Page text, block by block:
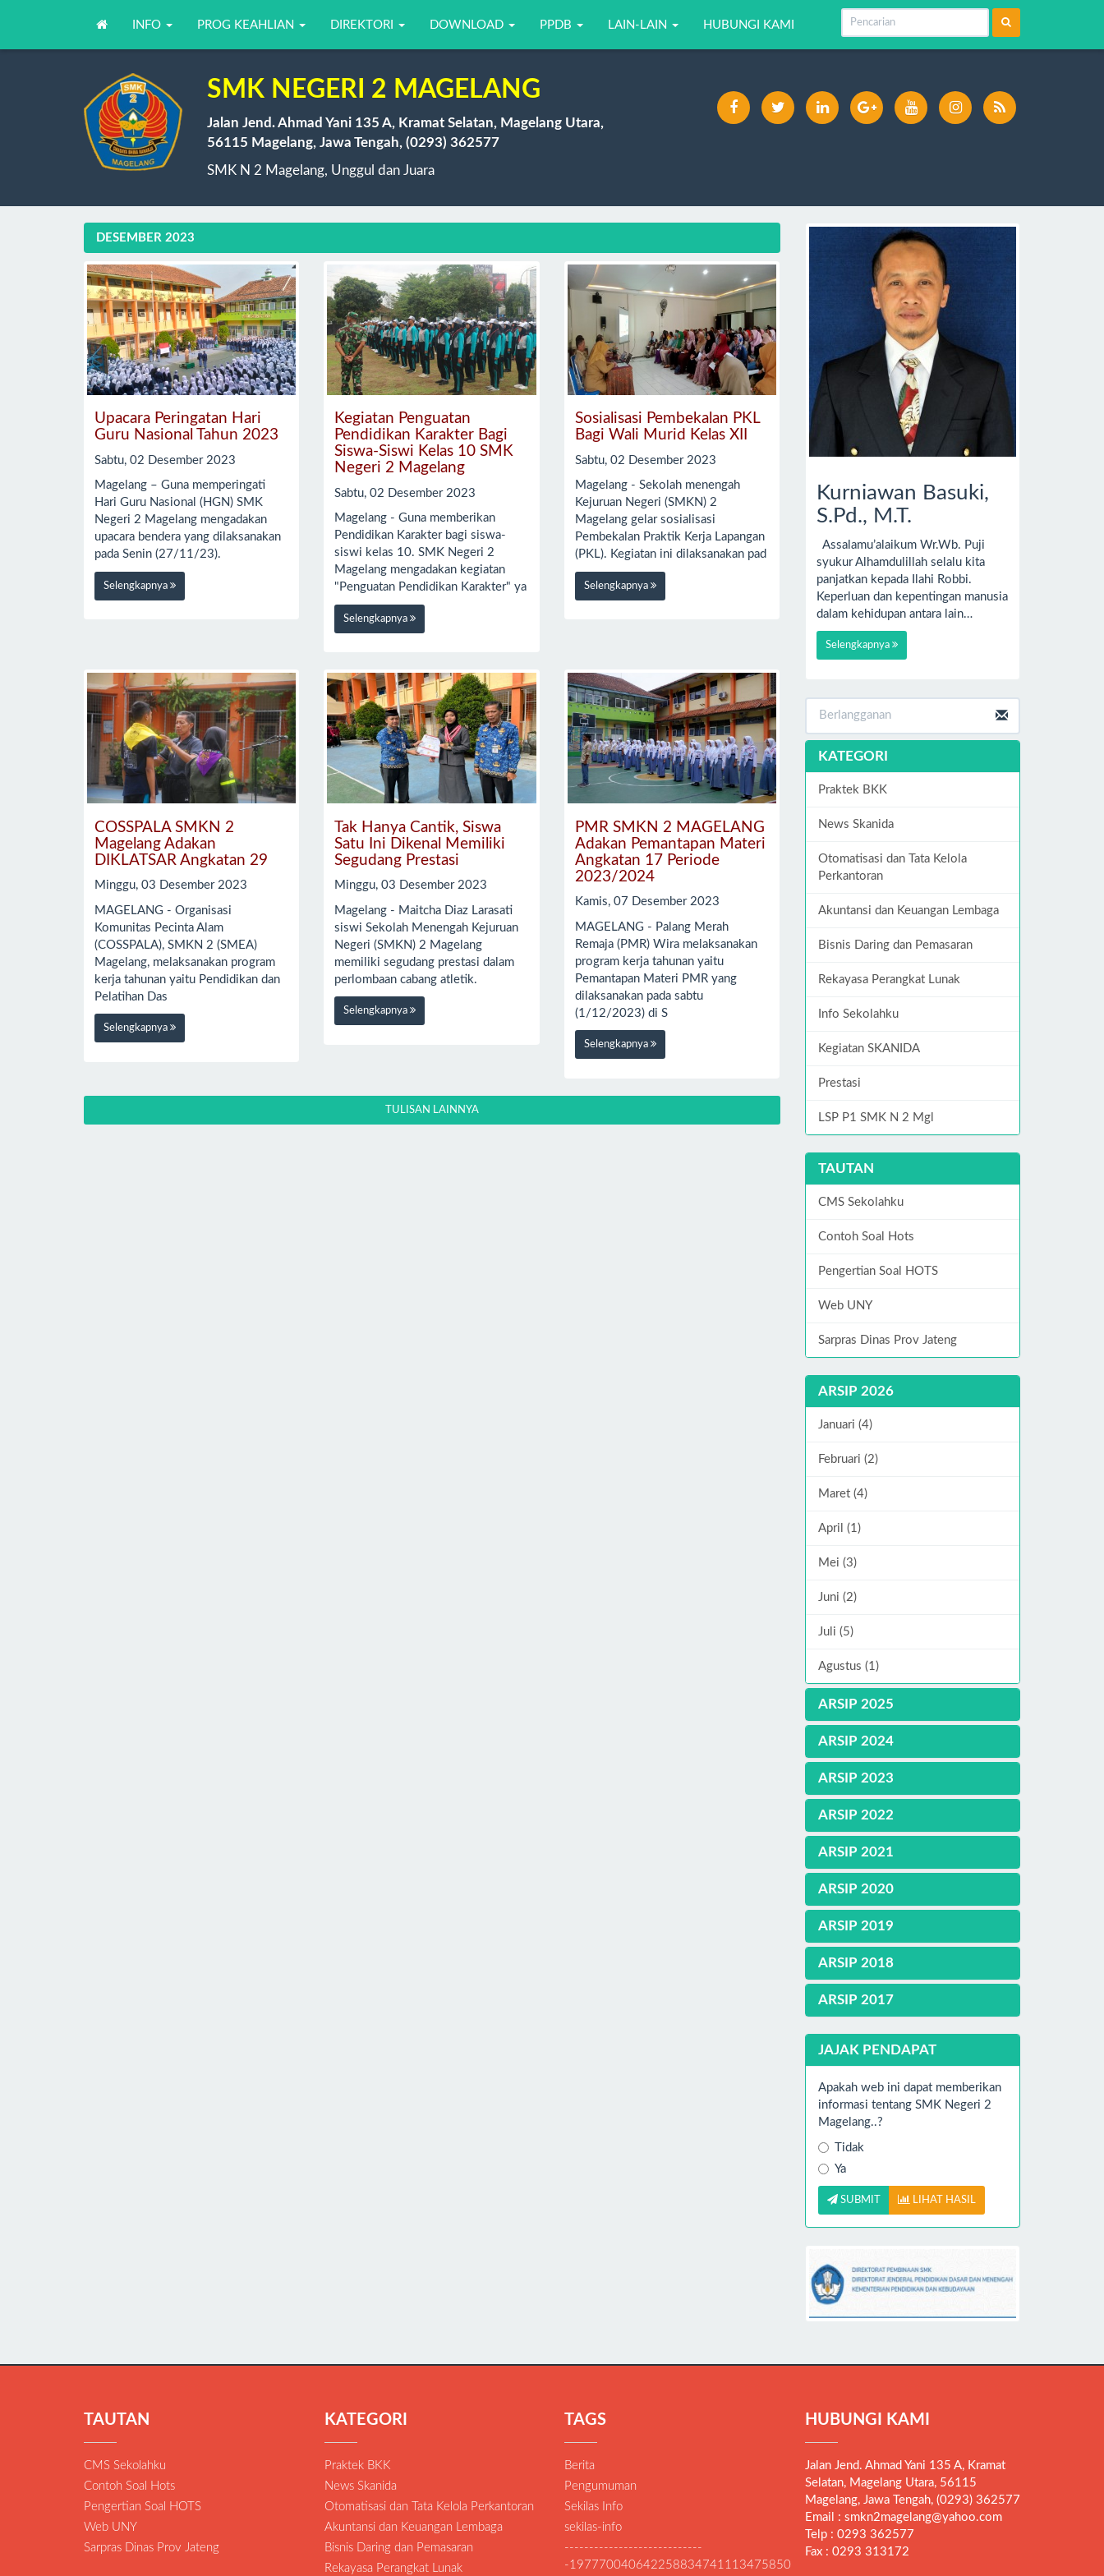
INFO PROG KEAHLIAN DIREKTORI DOWNLOAD PPDB LAIN-LAIN HUBUNGI KAMI
SMK NEGERI 2 MAGELANG
Jalan Jend. Ahmad Yani 135 A, Kramat Selatan, Magelang Utara,
56115 Magelang, Jawa Tengah, (0293) 362577
SMK N 2 Magelang, Unggul dan Juara
DESEMBER 2023
Upacara Peringatan Hari
Guru Nasional Tahun 2023
Sabtu, 02 Desember 2023
Magelang – Guna memperingati
Hari Guru Nasional (HGN) SMK
Negeri 2 Magelang mengadakan
upacara bendera yang dilaksanakan
pada Senin (27/11/23).
Selengkapnya
Kegiatan Penguatan
Pendidikan Karakter Bagi
Siswa-Siswi Kelas 10 SMK
Negeri 2 Magelang
Sabtu, 02 Desember 2023
Magelang - Guna memberikan
Pendidikan Karakter bagi siswa-
siswi kelas 10. SMK Negeri 2
Magelang mengadakan kegiatan
"Penguatan Pendidikan Karakter" ya
Selengkapnya
Sosialisasi Pembekalan PKL
Bagi Wali Murid Kelas XII
Sabtu, 02 Desember 2023
Magelang - Sekolah menengah
Kejuruan Negeri (SMKN) 2
Magelang gelar sosialisasi
Pembekalan Praktik Kerja Lapangan
(PKL). Kegiatan ini dilaksanakan pad
Selengkapnya
COSSPALA SMKN 2
Magelang Adakan
DIKLATSAR Angkatan 29
Minggu, 03 Desember 2023
MAGELANG - Organisasi
Komunitas Pecinta Alam
(COSSPALA), SMKN 2 (SMEA)
Magelang, melaksanakan program
kerja tahunan yaitu Pendidikan dan
Pelatihan Das
Selengkapnya
Tak Hanya Cantik, Siswa
Satu Ini Dikenal Memiliki
Segudang Prestasi
Minggu, 03 Desember 2023
Magelang - Maitcha Diaz Larasati
siswi Sekolah Menengah Kejuruan
Negeri (SMKN) 2 Magelang
memiliki segudang prestasi dalam
perlombaan cabang atletik.
Selengkapnya
PMR SMKN 2 MAGELANG
Adakan Pemantapan Materi
Angkatan 17 Periode
2023/2024
Kamis, 07 Desember 2023
MAGELANG - Palang Merah
Remaja (PMR) Wira melaksanakan
program kerja tahunan yaitu
Pemantapan Materi PMR yang
dilaksanakan pada sabtu
(1/12/2023) di S
Selengkapnya
TULISAN LAINNYA
Kurniawan Basuki,
S.Pd., M.T.
Assalamu’alaikum Wr.Wb. Puji
syukur Alhamdulillah selalu kita
panjatkan kepada Ilahi Robbi.
Keperluan dan kepentingan manusia
dalam kehidupan antara lain…
Selengkapnya
KATEGORI
Praktek BKK
News Skanida
Otomatisasi dan Tata Kelola
Perkantoran
Akuntansi dan Keuangan Lembaga
Bisnis Daring dan Pemasaran
Rekayasa Perangkat Lunak
Info Sekolahku
Kegiatan SKANIDA
Prestasi
LSP P1 SMK N 2 Mgl
TAUTAN
CMS Sekolahku
Contoh Soal Hots
Pengertian Soal HOTS
Web UNY
Sarpras Dinas Prov Jateng
ARSIP 2026
Januari (4)
Februari (2)
Maret (4)
April (1)
Mei (3)
Juni (2)
Juli (5)
Agustus (1)
ARSIP 2025
ARSIP 2024
ARSIP 2023
ARSIP 2022
ARSIP 2021
ARSIP 2020
ARSIP 2019
ARSIP 2018
ARSIP 2017
JAJAK PENDAPAT
Apakah web ini dapat memberikan
informasi tentang SMK Negeri 2
Magelang..?
Tidak
Ya
SUBMIT LIHAT HASIL
TAUTAN
CMS Sekolahku
Contoh Soal Hots
Pengertian Soal HOTS
Web UNY
Sarpras Dinas Prov Jateng
KATEGORI
Praktek BKK
News Skanida
Otomatisasi dan Tata Kelola Perkantoran
Akuntansi dan Keuangan Lembaga
Bisnis Daring dan Pemasaran
Rekayasa Perangkat Lunak
TAGS
Berita
Pengumuman
Sekilas Info
sekilas-info
----------------------------
-197770040642258834741113475850
HUBUNGI KAMI
Jalan Jend. Ahmad Yani 135 A, Kramat
Selatan, Magelang Utara, 56115
Magelang, Jawa Tengah, (0293) 362577
Email : smkn2magelang@yahoo.com
Telp : 0293 362577
Fax : 0293 313172